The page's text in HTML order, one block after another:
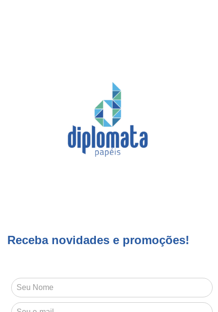
Receba novidades e promoções!